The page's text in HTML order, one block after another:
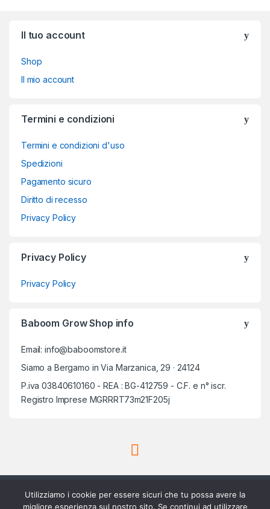
Il tuo account
Shop
Il mio account
Termini e condizioni
Termini e condizioni d'uso
Spedizioni
Pagamento sicuro
Diritto di recesso
Privacy Policy
Privacy Policy
Privacy Policy
Baboom Grow Shop info
Email: info@baboomstore.it
Siamo a Bergamo in Via Marzanica, 29 · 24124
P.iva 03840610160 - REA : BG-412759 - C.F. e n° iscr.
Registro Imprese MGRRRT73m21F205j
Utilizziamo i cookie per essere sicuri che tu possa avere la
migliore esperienza sul nostro sito. Se continui ad utilizzare